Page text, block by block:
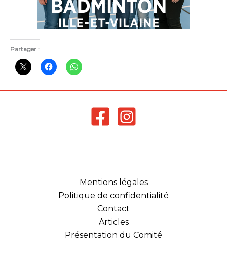
Partager :
Mentions légales
Politique de confidentialité
Contact
Articles
Présentation du Comité